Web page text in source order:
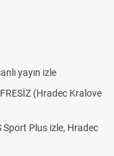
izle
(Hradec Kralove
Plus izle, Hradec